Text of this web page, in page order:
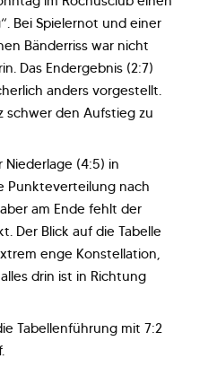
Bei Spielernot und einer
Bänderriss war nicht
Das Endergebnis (2:7)
anders vorgestellt.
schwer den Aufstieg zu
(4:5) in
Punkteverteilung nach
am Ende fehlt der
Der Blick auf die Tabelle
enge Konstellation,
drin ist in Richtung
Tabellenführung mit 7:2